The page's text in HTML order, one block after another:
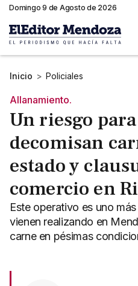
Domingo 9 de Agosto de 2026
Inicio > Policiales
Allanamiento.
Un riesgo
decomisan
estado y
comercio en
Este operativo es uno
vienen realizando en
carne en pésimas